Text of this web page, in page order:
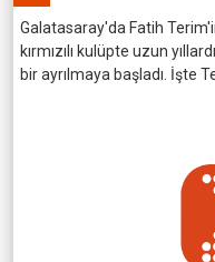
Galatasaray'da Fatih
kırmızılı kulüpte uzun
bir ayrılmaya başladı. İşte